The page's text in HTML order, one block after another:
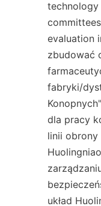
technology
evaluation
zbudować
fabryki/
dla pracy
linii obrony
układ